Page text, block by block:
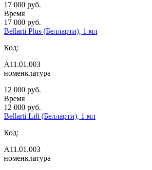
17 000 руб.
Время
17 000 руб.
Bellarti Plus (Белларти), 1 мл
Код:
А11.01.003
номенклатура
12 000 руб.
Время
12 000 руб.
Bellarti Lift (Белларти), 1 мл
Код:
А11.01.003
номенклатура